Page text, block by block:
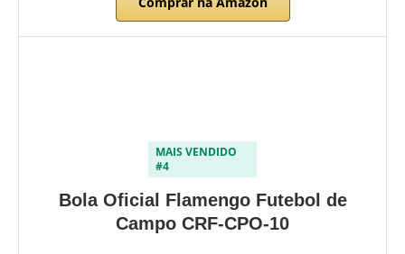
MAIS VENDIDO
#4
Bola Oficial Flamengo Futebol de
Campo CRF-CPO-10